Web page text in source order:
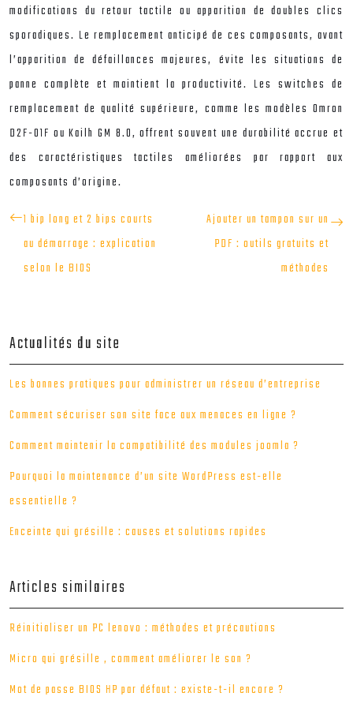
modifications du retour tactile ou apparition de doubles clics
sporadiques. Le remplacement anticipé de ces composants, avant
l’apparition de défaillances majeures, évite les situations de
panne complète et maintient la productivité. Les switches de
remplacement de qualité supérieure, comme les modèles Omron
D2F-01F ou Kailh GM 8.0, offrent souvent une durabilité accrue et
des caractéristiques tactiles améliorées par rapport aux
composants d’origine.
1 bip long et 2 bips courts
au démarrage : explication
selon le BIOS
Ajouter un tampon sur un
PDF : outils gratuits et
méthodes
Actualités du site
Les bonnes pratiques pour administrer un réseau d’entreprise
Comment sécuriser son site face aux menaces en ligne ?
Comment maintenir la compatibilité des modules joomla ?
Pourquoi la maintenance d’un site WordPress est-elle
essentielle ?
Enceinte qui grésille : causes et solutions rapides
Articles similaires
Réinitialiser un PC lenovo : méthodes et précautions
Micro qui grésille , comment améliorer le son ?
Mot de passe BIOS HP par défaut : existe-t-il encore ?